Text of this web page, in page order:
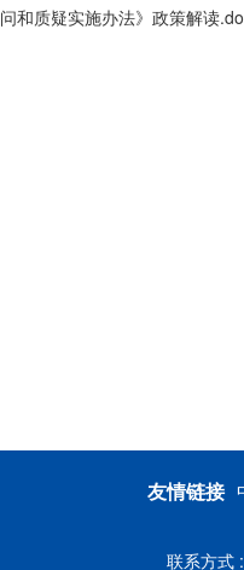
和质疑实施办法》政策解读
友情链接
联系方